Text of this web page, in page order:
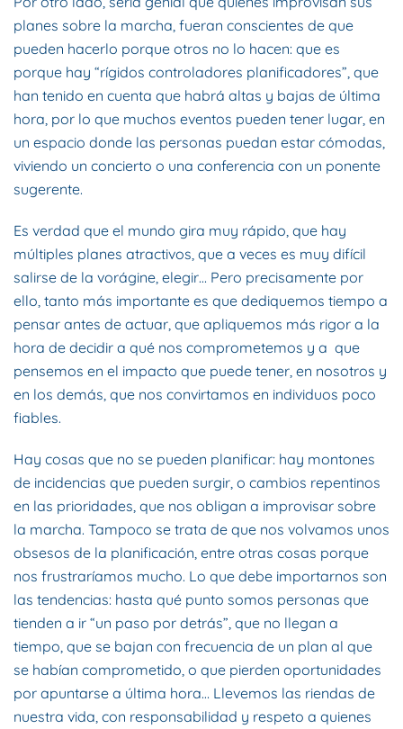
planes sobre la marcha, fueran conscientes de que
pueden hacerlo porque otros no lo hacen: que es
porque hay “rígidos controladores planificadores”, que
han tenido en cuenta que habrá altas y bajas de última
hora, por lo que muchos eventos pueden tener lugar, en
un espacio donde las personas puedan estar cómodas,
viviendo un concierto o una conferencia con un ponente
sugerente.
Es verdad que el mundo gira muy rápido, que hay
múltiples planes atractivos, que a veces es muy difícil
salirse de la vorágine, elegir… Pero precisamente por
ello, tanto más importante es que dediquemos tiempo a
pensar antes de actuar, que apliquemos más rigor a la
hora de decidir a qué nos comprometemos y a que
pensemos en el impacto que puede tener, en nosotros y
en los demás, que nos convirtamos en individuos poco
fiables.
Hay cosas que no se pueden planificar: hay montones
de incidencias que pueden surgir, o cambios repentinos
en las prioridades, que nos obligan a improvisar sobre
la marcha. Tampoco se trata de que nos volvamos unos
obsesos de la planificación, entre otras cosas porque
nos frustraríamos mucho. Lo que debe importarnos son
las tendencias: hasta qué punto somos personas que
tienden a ir “un paso por detrás”, que no llegan a
tiempo, que se bajan con frecuencia de un plan al que
se habían comprometido, o que pierden oportunidades
por apuntarse a última hora… Llevemos las riendas de
nuestra vida, con responsabilidad y respeto a quienes